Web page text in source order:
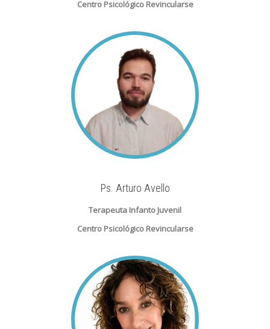
Centro Psicológico Revincularse
Ps. Arturo Avello
Terapeuta Infanto Juvenil
Centro Psicológico Revincularse